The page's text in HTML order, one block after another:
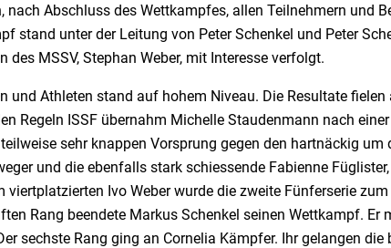
Abschluss des Wettkampfes, allen Teilnehmern und
stand unter der Leitung von Peter Schenkel und Peter
MSSV, Stephan Weber, mit Interesse verfolgt.
und Athleten stand auf hohem Niveau. Die Resultate fielen
Regeln ISSF übernahm Michelle Staudenmann nach
sehr knappen Vorsprung gegen den hartnäckig um
und die ebenfalls stark schiessende Fabienne
Ivo Weber wurde die zweite Fünferserie
Rang beendete Markus Schenkel seinen Wettkampf. Er
sechste Rang ging an Cornelia Kämpfer. Ihr gelangen die